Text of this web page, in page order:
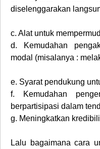
diselenggarakan
c. Alat untuk
d.
Kemudahan
modal (misalanya :
e. Syarat pendukung
f.
Kemudahan
berpartisipasi dalam
g. Meningkatkan
Lalu bagaimana cara